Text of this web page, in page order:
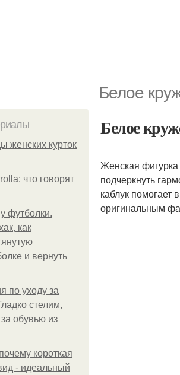
Белое
женских курток
что говорят
футболки.
как
и вернуть
по уходу за
стелим,
обувью из
короткая
- идеальный
Белое
Женская
подчеркнуть
каблук
оригинальным